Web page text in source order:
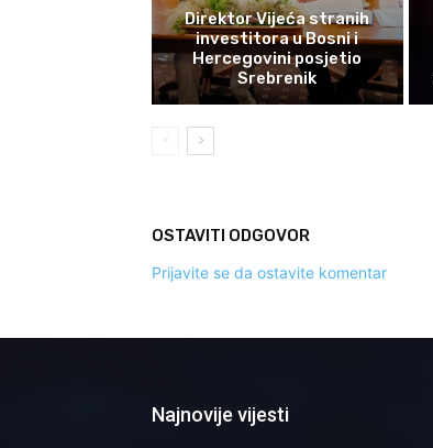
Direktor Vijeća stranih
investitora u Bosni i
Hercegovini posjetio
Srebrenik
OSTAVITI ODGOVOR
Prijavite se da ostavite komentar
Najnovije vijesti